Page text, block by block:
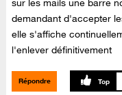
sur les mails une barre
demandant d'accepter
elle s'affiche
l'enlever définitivement
Répondre